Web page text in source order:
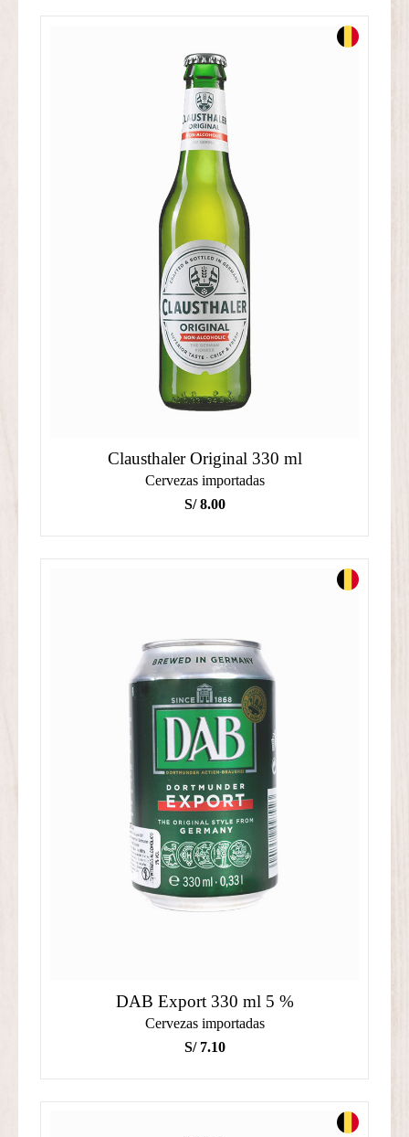
Clausthaler Original 330 ml
Cervezas importadas
S/8.00
DAB Export 330 ml 5 %
Cervezas importadas
S/7.10